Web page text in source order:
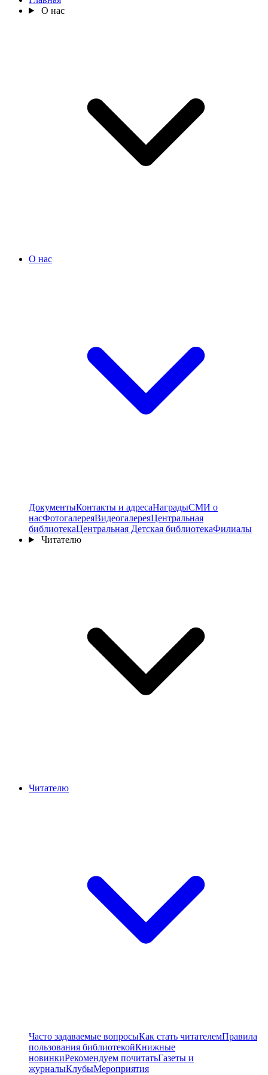
О нас
О нас
ДокументыКонтакты и адресаНаградыСМИ о
насФотогалереяВидеогалереяЦентральная
библиотекаЦентральная Детская библиотекаФилиалы
Читателю
Читателю
Часто задаваемые вопросыКак стать читателемПравила
пользования библиотекойКнижные
новинкиРекомендуем почитатьГазеты и
журналыКлубыМероприятия